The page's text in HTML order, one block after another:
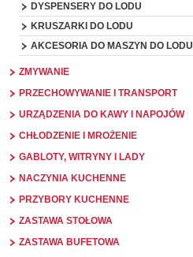
DYSPENSERY DO LODU
KRUSZARKI DO LODU
AKCESORIA DO MASZYN DO LODU
ZMYWANIE
PRZECHOWYWANIE I TRANSPORT
URZĄDZENIA DO KAWY I NAPOJÓW
CHŁODZENIE I MROŻENIE
GABLOTY, WITRYNY I LADY
NACZYNIA KUCHENNE
PRZYBORY KUCHENNE
ZASTAWA STOŁOWA
ZASTAWA BUFETOWA